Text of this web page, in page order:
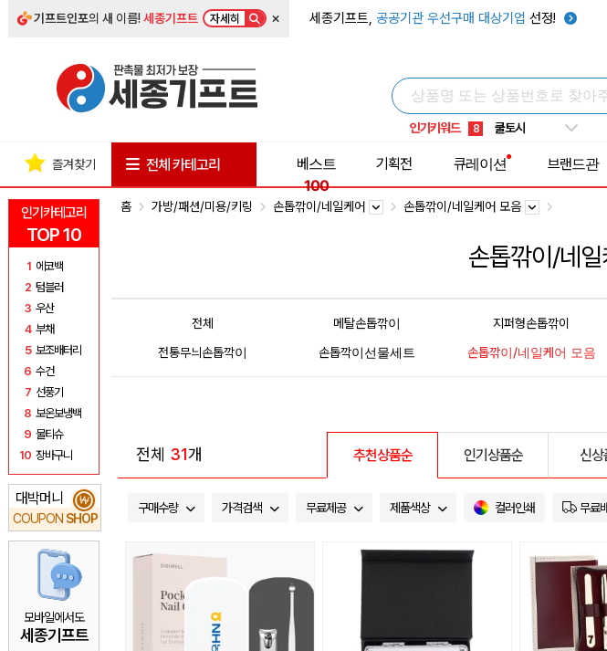
기프트인포의 새 이름!세종기프트 자세히 × 세종기프트, 공공기관 우선구매 대상기업 선정!
인기키워드
키캡
8 쿨토시
9 넥쿨러
10 타포린가방
1
인기카테고리
TOP 10
1 에코백
2 텀블러
3 우산
4 부채
5 보조배터리
6 수건
7 선풍기
8 보온보냉백
9 물티슈
10 장바구니
대박머니
COUPON SHOP
₩
모바일에서도
세종기프트
즐겨찾기 전체 카테고리
베스트
100
기획전 큐레이션 브랜드관
홈 가방/패션/미용/키링 손톱깎이/네일케어 손톱깎이/네일케어 모음
손톱깎이/네
전체 메탈손톱깎이 지퍼형손톱깎이
전통무늬손톱깍이
손톱깍이선물세트 손톱깎이/네일케어 모음
전체 31개 추천상품순 인기상품순 신상
구매수량 가격검색 무료제공 제품색상 컬러인쇄 무료